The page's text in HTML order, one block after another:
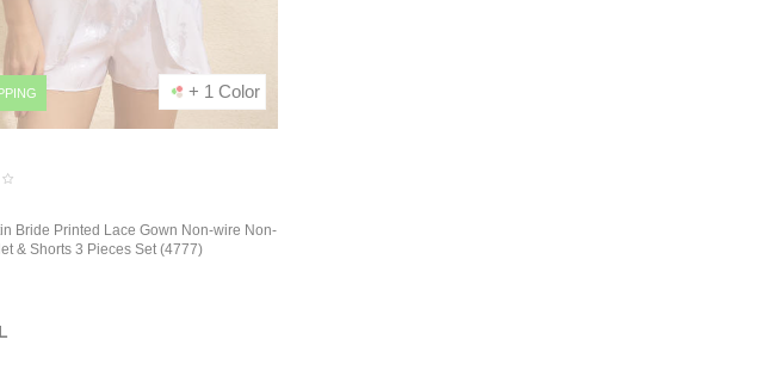
+ 1 Color
Bride Printed Lace Gown Non-wire Non-
& Shorts 3 Pieces Set (4777)